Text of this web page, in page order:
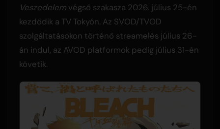
Veszedelemvégső szakasza 2026. július 25-én
kezdődik a TV Tokyón. Az SVOD/TVOD
szolgáltatásokon történő streamelés július 26-
án indul, az AVOD platformok pedig július 31-én
követik.